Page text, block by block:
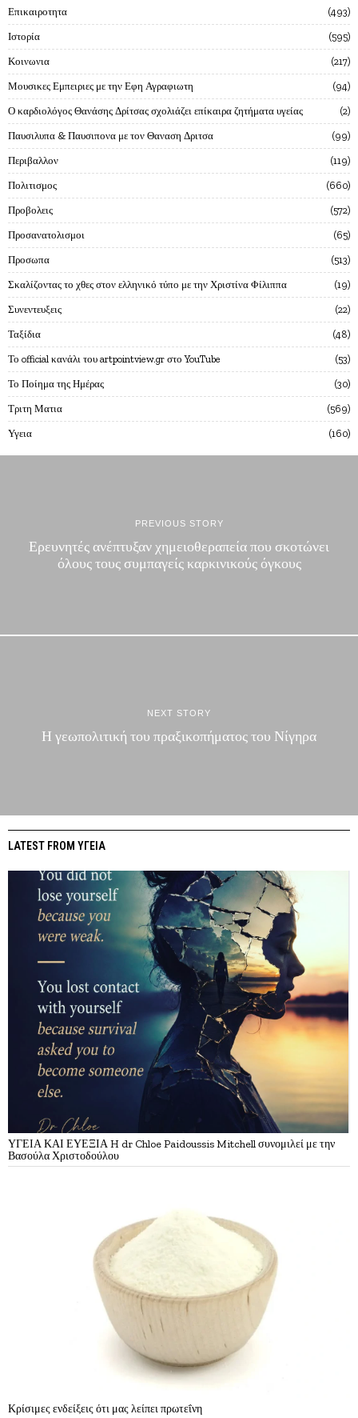
Επικαιροτητα 493
Ιστορία 595
Κοινωνια 217
Μουσικες Εμπειριες με την Εφη Αγραφιωτη 94
Ο καρδιολόγος Θανάσης Δρίτσας σχολιάζει επίκαιρα ζητήματα υγείας 2
Παυσιλυπα & Παυσιπονα με τον Θαναση Δριτσα 99
Περιβαλλον 119
Πολιτισμος 660
Προβολεις 572
Προσανατολισμοι 65
Προσωπα 513
Σκαλίζοντας το χθες στον ελληνικό τύπο με την Χριστίνα Φίλιππα 19
Συνεντευξεις 22
Ταξίδια 48
Το official κανάλι του artpointview.gr στο YouTube 53
Το Ποίημα της Ημέρας 30
Τριτη Ματια 569
Υγεια 160
PREVIOUS STORY
Ερευνητές ανέπτυξαν χημειοθεραπεία που σκοτώνει
όλους τους συμπαγείς καρκινικούς όγκους
NEXT STORY
Η γεωπολιτική του πραξικοπήματος του Νίγηρα
LATEST FROM ΥΓΕΙΑ
ΥΓΕΙΑ ΚΑΙ ΕΥΕΞΙΑ H dr Chloe Paidoussis Mitchell συνομιλεί με την
Βασούλα Χριστοδούλου
Κρίσιμες ενδείξεις ότι μας λείπει πρωτεΐνη